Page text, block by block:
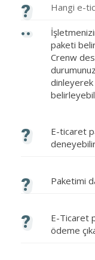
? Hangi e-
..
paketi
Crenw
?
E-ticaret
? Paketimi
?
E-Ticaret
ödeme